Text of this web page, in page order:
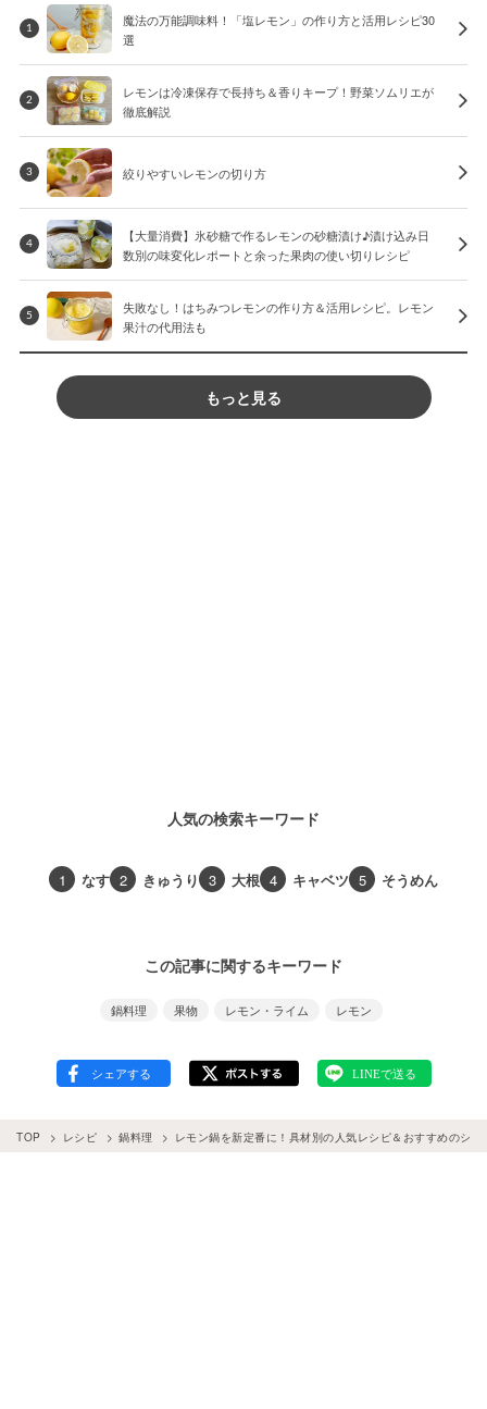
1
魔法の万能調味料！「塩レモン」の作り方と活用レシピ30
選
2
レモンは冷凍保存で長持ち＆香りキープ！野菜ソムリエが
徹底解説
3 絞りやすいレモンの切り方
4
【大量消費】氷砂糖で作るレモンの砂糖漬け♪漬け込み日
数別の味変化レポートと余った果肉の使い切りレシピ
5
失敗なし！はちみつレモンの作り方＆活用レシピ。レモン
果汁の代用法も
もっと見る
人気の検索キーワード
1 なす 2 きゅうり 3 大根 4 キャベツ 5 そうめん
この記事に関するキーワード
鍋料理 果物 レモン・ライム レモン
TOP レシピ 鍋料理 レモン鍋を新定番に！具材別の人気レシピ＆おすすめのシメ